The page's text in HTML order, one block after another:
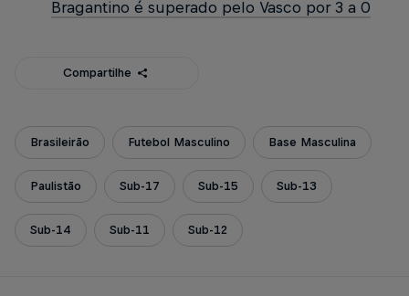
Bragantino é superado pelo Vasco por 3 a 0
Compartilhe
Brasileirão Futebol Masculino Base Masculina
Paulistão Sub-17 Sub-15 Sub-13
Sub-14 Sub-11 Sub-12